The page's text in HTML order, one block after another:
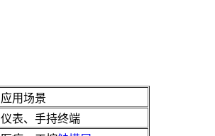
应用场景
仪表、手持终端